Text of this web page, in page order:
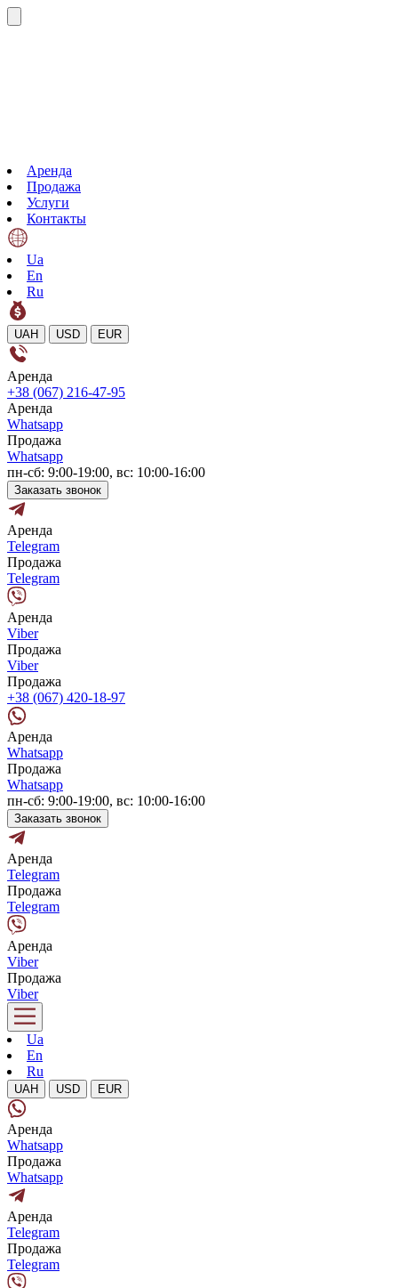
Аренда
Продажа
Услуги
Контакты
Ua
En
Ru
UAH USD EUR
Аренда
+38 (067) 216-47-95
Аренда
Whatsapp
Продажа
Whatsapp
пн-сб: 9:00-19:00, вс: 10:00-16:00
Заказать звонок
Аренда
Telegram
Продажа
Telegram
Аренда
Viber
Продажа
Viber
Продажа
+38 (067) 420-18-97
Аренда
Whatsapp
Продажа
Whatsapp
пн-сб: 9:00-19:00, вс: 10:00-16:00
Заказать звонок
Аренда
Telegram
Продажа
Telegram
Аренда
Viber
Продажа
Viber
Ua
En
Ru
UAH USD EUR
Аренда
Whatsapp
Продажа
Whatsapp
Аренда
Telegram
Продажа
Telegram